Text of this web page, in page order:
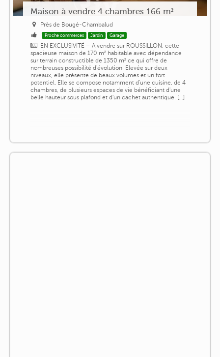
Maison à vendre 4 chambres 166 m²
Près de Bougé-Chambalud
Proche commerces Jardin Garage
EN EXCLUSIVITÉ – A vendre sur ROUSSILLON, cette
spacieuse maison de 170 m² habitable avec dépendance
sur terrain constructible de 1350 m² ce qui offre de
nombreuses possibilité d'évolution. Elevée sur deux
niveaux, elle présente de beaux volumes et un fort
potentiel. Elle se compose notamment d'une cuisine, de 4
chambres, de plusieurs espaces de vie bénéficiant d'une
belle hauteur sous plafond et d'un cachet authentique. [...]